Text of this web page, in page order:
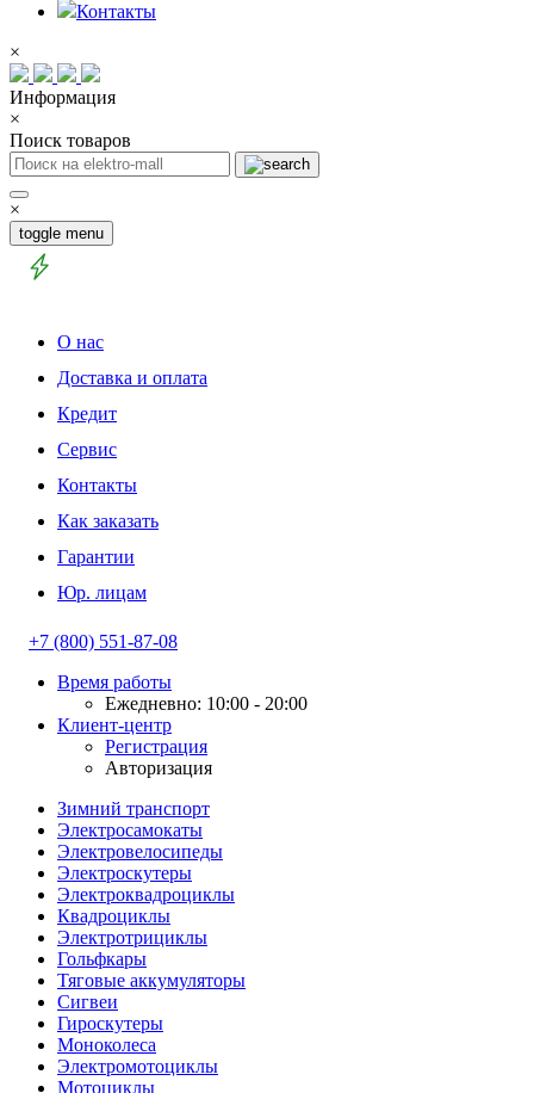
Контакты
×
Информация
×
Поиск товаров
×
toggle menu
О нас
Доставка и оплата
Кредит
Сервис
Контакты
Как заказать
Гарантии
Юр. лицам
+7 (800) 551-87-08
Время работы
Ежедневно: 10:00 - 20:00
Клиент-центр
Регистрация
Авторизация
Зимний транспорт
Электросамокаты
Электровелосипеды
Электроскутеры
Электроквадроциклы
Квадроциклы
Электротрициклы
Гольфкары
Тяговые аккумуляторы
Сигвеи
Гироскутеры
Моноколеса
Электромотоциклы
Мотоциклы